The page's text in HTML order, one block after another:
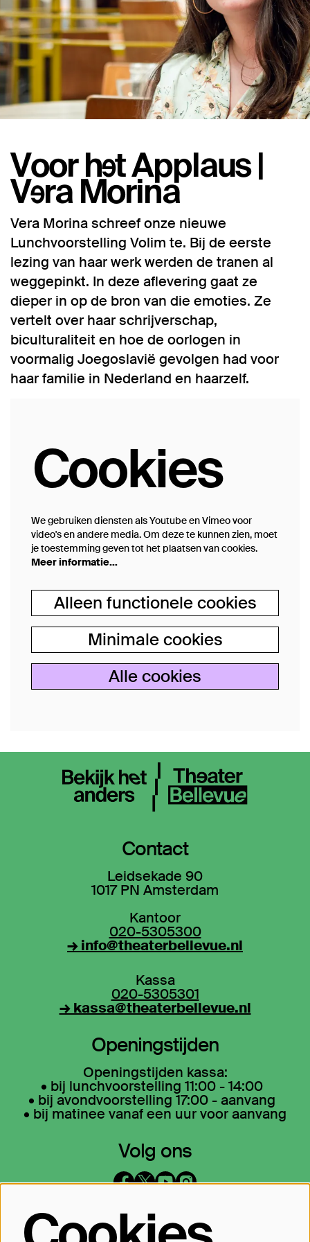
Voor het Applaus |
Vera Morina
Vera Morina schreef onze nieuwe
Lunchvoorstelling Volim te. Bij de eerste
lezing van haar werk werden de tranen al
weggepinkt. In deze aflevering gaat ze
dieper in op de bron van die emoties. Ze
vertelt over haar schrijverschap,
biculturaliteit en hoe de oorlogen in
voormalig Joegoslavië gevolgen had voor
haar familie in Nederland en haarzelf.
Cookies
We gebruiken diensten als Youtube en Vimeo voor
video's en andere media. Om deze te kunnen zien, moet
je toestemming geven tot het plaatsen van cookies.
Meer informatie…
Alleen functionele cookies
Minimale cookies
Alle cookies
Contact
Leidsekade 90
1017 PN Amsterdam
Kantoor
020-5305300
→ info@theaterbellevue.nl
Kassa
020-5305301
→ kassa@theaterbellevue.nl
Openingstijden
Openingstijden kassa:
• bij lunchvoorstelling 11:00 - 14:00
• bij avondvoorstelling 17:00 - aanvang
• bij matinee vanaf een uur voor aanvang
Volg ons
Op de hoogte blijven?